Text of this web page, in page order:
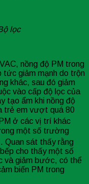
lọc
nồng độ PM trong
tức giảm mạnh do trộn
khác, sau đó giảm
vào cấp độ lọc của
tạo ẩm khi nồng độ
trẻ em vượt quá 80
ở các vị trí khác
một số trường
. Quan sát thấy rằng
cho thấy một số
và giảm bước, có thể
biến PM trong